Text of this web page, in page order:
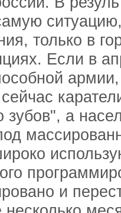
только в
Если в
зубов", а
и